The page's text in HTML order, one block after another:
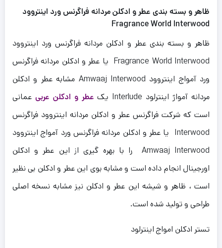
ظاهر و بسته بندی عطر و ادکلن مردانه فراگرنس ورد اینتروود
Fragrance World Interwood
ظاهر و بسته بندی عطر و ادکلن مردانه فراگرنس ورد اینتروود
Fragrance World Interwood یا عطر و ادکلن مردانه فراگرنس
ورد آمواج اینتروود Amwaaj Interwood مشابه عطر و ادکلن
مردانه آمواژ اینترلود Interlude یک
عطر و ادکلن عربی عمانی
است که شرکت فراگرنس عطر و ادکلن مردانه اینتروود فراگرنس
Interwood یا عطر و ادکلن مردانه فراگرنس ورد آمواج اینتروود
Amwaaj Interwood را با بهره گیری از این عطر و ادکلن
اورجینال انجام داده است و مشابه بوی این عطر و ادکلن بی نظیر
است ، ظاهر و شیشه این عطر و ادکلن نیز مشابه نسخه اصلی
طراحی و تولید شده است.
تستر ادکلن امواج اینترلود